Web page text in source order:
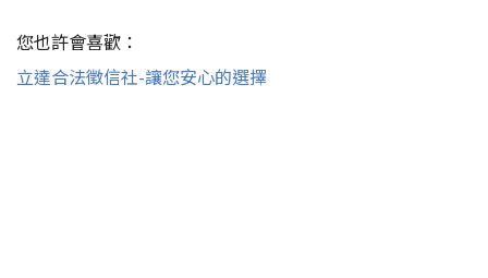
您也許會喜歡：
立達合法徵信社-讓您安心的選擇